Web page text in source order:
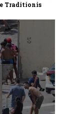
Traditionis